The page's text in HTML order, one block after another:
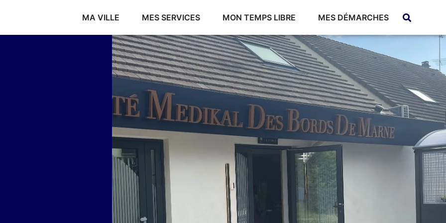
MA VILLE MES SERVICES MON TEMPS LIBRE MES DÉMARCHES